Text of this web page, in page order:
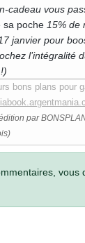
cadeau vous
sa poche 15% de
janvier pour
l’intégralité
bons plans pour
par
vous